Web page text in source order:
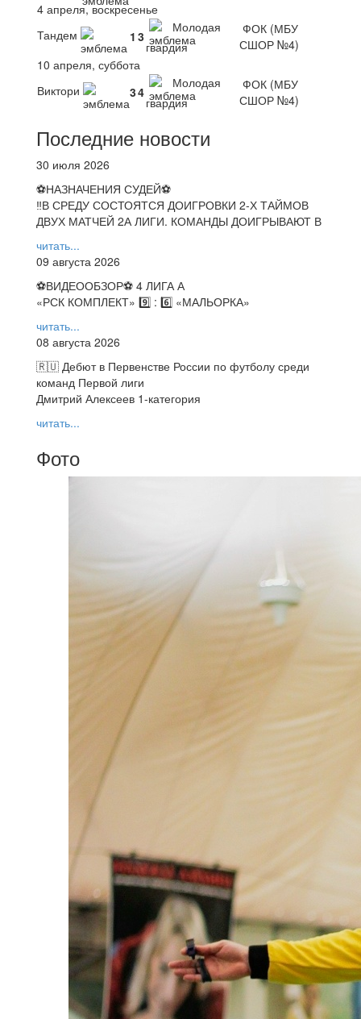
4 апреля, воскресенье
Тандем
1 3
Молодая
гвардия
ФОК (МБУ
СШОР №4)
10 апреля, суббота
Виктори
34
Молодая
гвардия
ФОК (МБУ
СШОР №4)
Последние новости
30 июля 2026
⚽НАЗНАЧЕНИЯ СУДЕЙ⚽
‼В СРЕДУ СОСТОЯТСЯ ДОИГРОВКИ 2-Х ТАЙМОВ
ДВУХ МАТЧЕЙ 2А ЛИГИ. КОМАНДЫ ДОИГРЫВАЮТ В
читать...
09 августа 2026
⚽️ВИДЕООБЗОР⚽️ 4 ЛИГА А
«РСК КОМПЛЕКТ» 9️⃣ : 6️⃣ «МАЛЬОРКА»
читать...
08 августа 2026
🇷🇺 Дебют в Первенстве России по футболу среди
команд Первой лиги
Дмитрий Алексеев 1-категория
читать...
Фото